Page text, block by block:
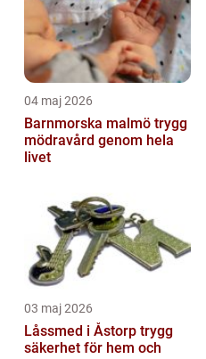
04 maj 2026
Barnmorska malmö trygg
mödravård genom hela
livet
03 maj 2026
Låssmed i Åstorp trygg
säkerhet för hem och